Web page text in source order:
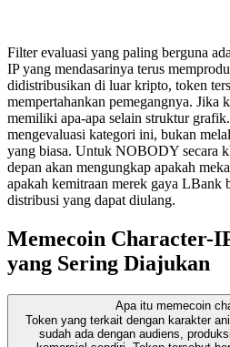
Filter evaluasi yang paling berguna
IP yang mendasarinya terus
didistribusikan di luar kripto, token
mempertahankan pemegangnya. Jika
memiliki apa-apa selain struktur
mengevaluasi kategori ini, bukan
yang biasa. Untuk NOBODY secara
depan akan mengungkap apakah
apakah kemitraan merek gaya LBank
distribusi yang dapat diulang.
Memecoin Character-
yang Sering Diajukan
Apa itu memecoin
Token yang terkait dengan karakter
sudah ada dengan audiens,